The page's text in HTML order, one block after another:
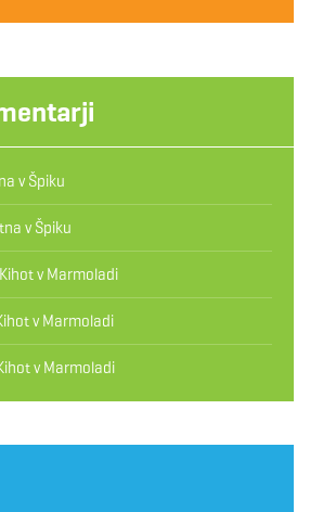
v Špiku
v Špiku
v Marmoladi
v Marmoladi
v Marmoladi